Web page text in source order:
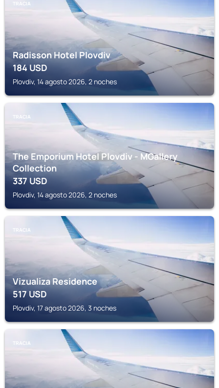
TRACIA
Radisson Hotel Plovdiv
184USD
Plovdiv, 14 agosto 2026, 2 noches
TRACIA
The Emporium Hotel Plovdiv - MGallery
Collection
337USD
Plovdiv, 14 agosto 2026, 2 noches
TRACIA
Vizualiza Residence
517USD
Plovdiv, 17 agosto 2026, 3 noches
TRACIA